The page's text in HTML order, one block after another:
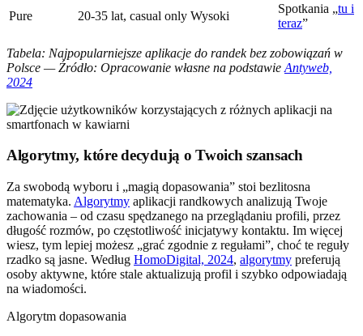
Pure
20-35 lat, casual only Wysoki
Spotkania „tu i
teraz”
Tabela: Najpopularniejsze aplikacje do randek bez zobowiązań w
Polsce — Źródło: Opracowanie własne na podstawie Antyweb,
2024
Algorytmy, które decydują o Twoich szansach
Za swobodą wyboru i „magią dopasowania” stoi bezlitosna
matematyka. Algorytmy aplikacji randkowych analizują Twoje
zachowania – od czasu spędzanego na przeglądaniu profili, przez
długość rozmów, po częstotliwość inicjatywy kontaktu. Im więcej
wiesz, tym lepiej możesz „grać zgodnie z regułami”, choć te reguły
rzadko są jasne. Według HomoDigital, 2024, algorytmy preferują
osoby aktywne, które stale aktualizują profil i szybko odpowiadają
na wiadomości.
Algorytm dopasowania